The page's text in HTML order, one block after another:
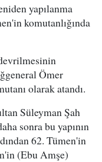
yapılanma
komutanlığında
Ömer
olarak atandı.
Süleyman Şah
sonra bu yapının
62. Tümen'in
(Ebu Amşe)